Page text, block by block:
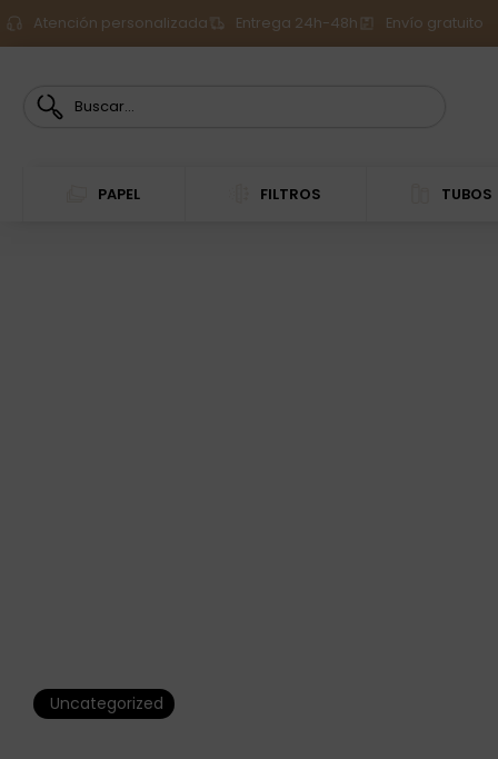
Atención personalizada Entrega 24h-48h Envío gratuito
PAPEL FILTROS TUBOS
Uncategorized